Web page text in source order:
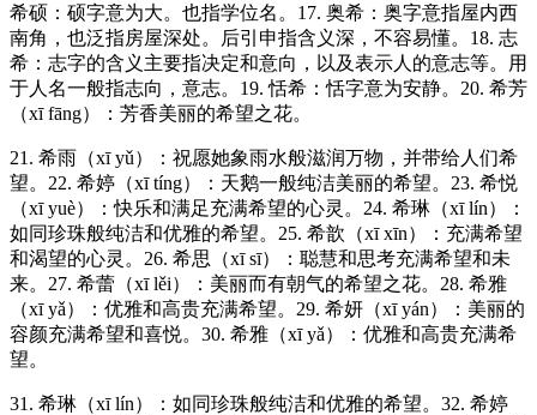
希硕：硕字意为大。也指学位名。17. 奥希：奥字意指屋内西
南角，也泛指房屋深处。后引申指含义深，不容易懂。18. 志
希：志字的含义主要指决定和意向，以及表示人的意志等。用
于人名一般指志向，意志。19. 恬希：恬字意为安静。20. 希芳
（xī fāng）：芳香美丽的希望之花。
21. 希雨（xī yǔ）：祝愿她象雨水般滋润万物，并带给人们希
望。22. 希婷（xī tíng）：天鹅一般纯洁美丽的希望。23. 希悦
（xī yuè）：快乐和满足充满希望的心灵。24. 希琳（xī lín）：
如同珍珠般纯洁和优雅的希望。25. 希歆（xī xīn）：充满希望
和渴望的心灵。26. 希思（xī sī）：聪慧和思考充满希望和未
来。27. 希蕾（xī lěi）：美丽而有朝气的希望之花。28. 希雅
（xī yǎ）：优雅和高贵充满希望。29. 希妍（xī yán）：美丽的
容颜充满希望和喜悦。30. 希雅（xī yǎ）：优雅和高贵充满希
望。
31. 希琳（xī lín）：如同珍珠般纯洁和优雅的希望。32. 希婷